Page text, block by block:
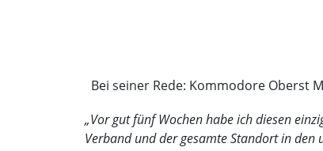
Bei seiner Rede: Kommodore Oberst
„Vor gut fünf Wochen habe ich diesen
Verband und der gesamte Standort in den